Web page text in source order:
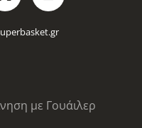
με Γουάιλερ